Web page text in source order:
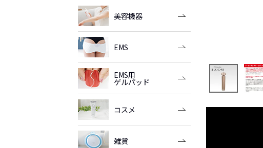
美容機器
EMS
EMS用
ゲルパッド
コスメ
雑貨